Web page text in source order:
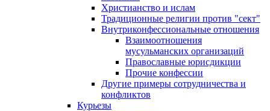
Христианство и ислам
Традиционные религии против "сект"
Внутриконфессиональные отношения
Взаимоотношения
мусульманских организаций
Православные юрисдикции
Прочие конфессии
Другие примеры сотрудничества и
конфликтов
Курьезы